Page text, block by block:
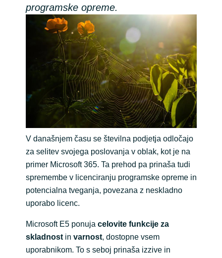
Denmark
Estonia
Finland
France
Germany
Iceland
India
Indonesia
Kingdom of Saudi Arabia
programske opreme.
V današnjem času se številna podjetja odločajo
za selitev svojega poslovanja v oblak, kot je na
primer Microsoft 365. Ta prehod pa prinaša tudi
spremembe v licenciranju programske opreme in
potencialna tveganja, povezana z neskladno
uporabo licenc.
Microsoft E5 ponuja celovite funkcije za
skladnostin varnost, dostopne vsem
uporabnikom. To s seboj prinaša izzive in